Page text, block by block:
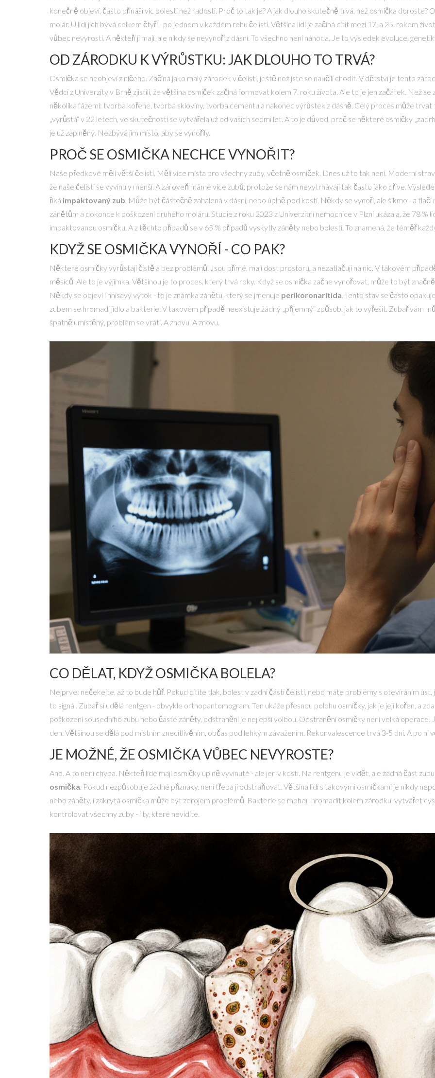
konečně objeví, často přináší víc bolesti než radosti. Proč to tak je? A jak dlouho skutečně trvá, než osmička doroste?
molár. U lidí jich bývá celkem čtyři - po jednom v každém rohu čelisti. Většina lidí je začíná cítit mezi 17. a 25. rokem
vůbec nevyrostí. A někteří ji mají, ale nikdy se nevynoří z dásní. To všechno není náhoda. Je to výsledek evoluce,
OD ZÁRODKU K VÝRŮSTKU: JAK DLOUHO TO TRVÁ?
Osmička se neobjeví z ničeho. Začíná jako malý zárodek v čelisti, ještě než jste se naučili chodit. V dětství je tento
Vědci z Univerzity v Brně zjistili, že většina osmiček začíná formovat kolem 7. roku života. Ale to je jen začátek. Než
několika fázemi: tvorba kořene, tvorba skloviny, tvorba cementu a nakonec výrůstek z dásně. Celý proces může trvat
„vyrůstá“ v 22 letech, ve skutečnosti se vytvářela už od vašich sedmi let. A to je důvod, proč se některé osmičky
je už zaplněný. Nezbývá jim místo, aby se vynořily.
PROČ SE OSMIČKA NECHCE VYNOŘIT?
Naše předkové měli větší čelisti. Měli více místa pro všechny zuby, včetně osmiček. Dnes už to tak není. Moderní
že naše čelisti se vyvinuly menší. A zároveň máme více zubů, protože se nám nevytrhávají tak často jako dříve.
říká impaktovaný zub. Může být částečně zahalená v dásni, nebo úplně pod kostí. Někdy se vynoří, ale šikmo - a
zánětům a dokonce k poškození druhého moláru. Studie z roku 2023 z Univerzitní nemocnice v Plzni ukázala, že 78 %
impaktovanou osmičku. A z těchto případů se v 65 % případů vyskytly záněty nebo bolesti. To znamená, že téměř
KDYŽ SE OSMIČKA VYNOŘÍ - CO PAK?
Některé osmičky vyrůstají čistě a bez problémů. Jsou přímé, mají dost prostoru, a nezatlačují na nic. V takovém
měsíců. Ale to je výjimka. Většinou je to proces, který trvá roky. Když se osmička začne vynořovat, může to být
Někdy se objeví i hnisavý výtok - to je známka zánětu, který se jmenuje perikoronaritida. Tento stav se často
zubem se hromadí jídlo a bakterie. V takovém případě neexistuje žádný „příjemný“ způsob, jak to vyřešit. Zubař vám
špatně umístěný, problém se vrátí. A znovu. A znovu.
CO DĚLAT, KDYŽ OSMIČKA BOLELA?
Nejprve: nečekejte, až to bude hůř. Pokud cítíte tlak, bolest v zadní části čelisti, nebo máte problémy s otevíráním
to signál. Zubař si udělá rentgen - obvykle orthopantomogram. Ten ukáže přesnou polohu osmičky, jak je její kořen, a
poškození sousedního zubu nebo časté záněty, odstranění je nejlepší volbou. Odstranění osmičky není velká
den. Většinou se dělá pod místním znecitlivěním, občas pod lehkým závažením. Rekonvalescence trvá 3-5 dní. A po ní
JE MOŽNÉ, ŽE OSMIČKA VŮBEC NEVYROSTE?
Ano. A to není chyba. Někteří lidé mají osmičky úplně vyvinuté - ale jen v kosti. Na rentgenu je vidět, ale žádná část
osmička . Pokud nezpůsobuje žádné příznaky, není třeba ji odstraňovat. Většina lidí s takovými osmičkami je nikdy
nebo záněty, i zakrytá osmička může být zdrojem problémů. Bakterie se mohou hromadit kolem zárodku, vytvářet
kontrolovat všechny zuby - i ty, které nevidíte.